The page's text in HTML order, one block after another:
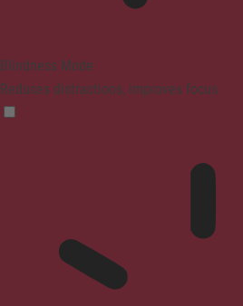
Blindness Mode
Reduces distractions, improves focus